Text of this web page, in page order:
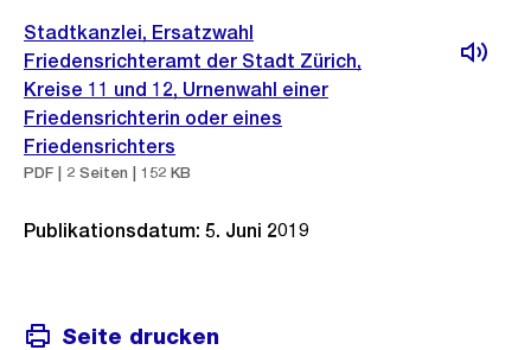
Stadtkanzlei, Ersatzwahl
Friedensrichteramt der Stadt Zürich,
Kreise 11 und 12, Urnenwahl einer
Friedensrichterin oder eines
Friedensrichters
PDF | 2 Seiten | 152 KB
Publikationsdatum: 5. Juni 2019
Seite drucken